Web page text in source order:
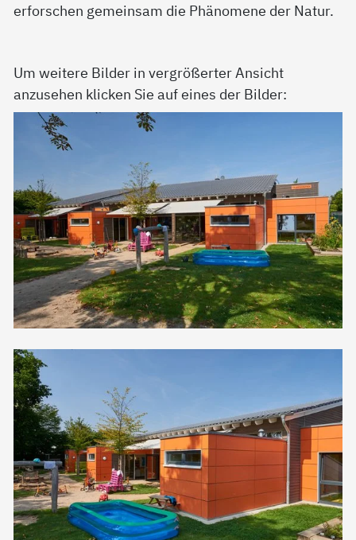
erforschen gemeinsam die Phänomene der Natur.
Um weitere Bilder in vergrößerter Ansicht
anzusehen klicken Sie auf eines der Bilder: